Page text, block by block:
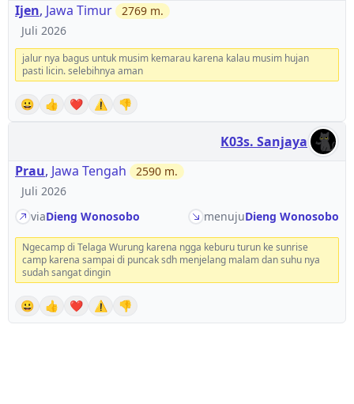
Ijen, Jawa Timur 2769 m.
Juli 2026
jalur nya bagus untuk musim kemarau karena kalau musim hujan
pasti licin. selebihnya aman
😀 👍 ❤️ ⚠️ 👎
K03s. Sanjaya
Prau, Jawa Tengah 2590 m.
Juli 2026
viaDieng Wonosobo menujuDieng Wonosobo
Ngecamp di Telaga Wurung karena ngga keburu turun ke sunrise
camp karena sampai di puncak sdh menjelang malam dan suhu nya
sudah sangat dingin
😀 👍 ❤️ ⚠️ 👎